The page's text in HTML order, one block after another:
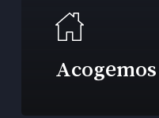
Acogemos